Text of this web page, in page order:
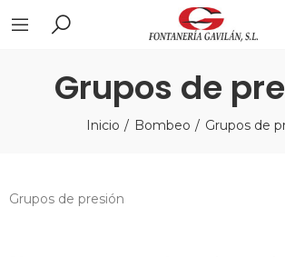
Grupos de
Inicio Bombeo Grupos de
Grupos de presión